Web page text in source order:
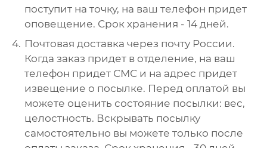
поступит на точку, на ваш телефон придет
оповещение. Срок хранения - 14 дней.
Почтовая доставка через почту России.
Когда заказ придет в отделение, на ваш
телефон придет СМС и на адрес придет
извещение о посылке. Перед оплатой вы
можете оценить состояние посылки: вес,
целостность. Вскрывать посылку
самостоятельно вы можете только после